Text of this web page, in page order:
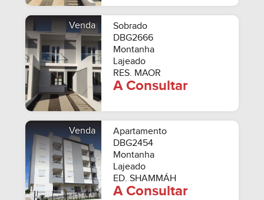
Venda
Sobrado
DBG2666
Montanha
Lajeado
RES. MAOR
A Consultar
Venda
Apartamento
DBG2454
Montanha
Lajeado
ED. SHAMMÁH
A Consultar